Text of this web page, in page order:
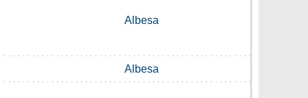
Albesa
Albesa